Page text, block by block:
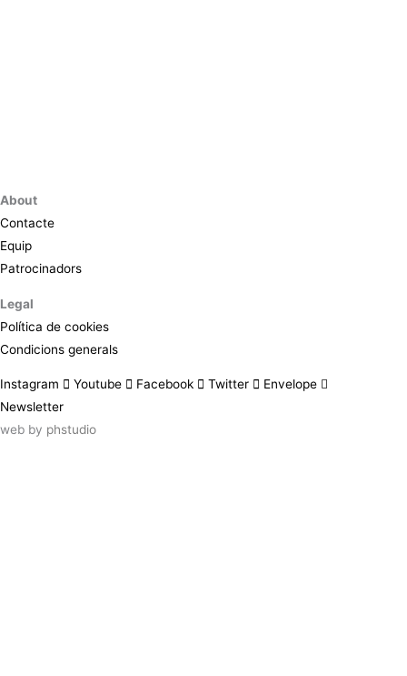
About
Contacte
Equip
Patrocinadors
Legal
Política de cookies
Condicions generals
Instagram Youtube Facebook Twitter
Envelope
Newsletter
web by phstudio